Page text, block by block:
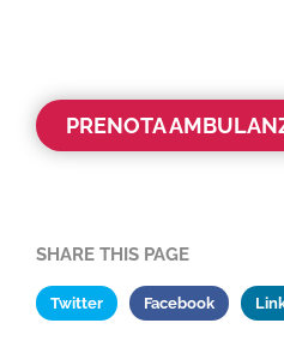
PRENOTA
SHARE THIS PAGE
Twitter Facebook